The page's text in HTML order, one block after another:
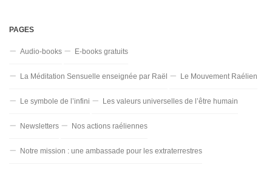
PAGES
Audio-books E-books gratuits
La Méditation Sensuelle enseignée par Raël Le Mouvement Raélien
Le symbole de l’infini Les valeurs universelles de l’être humain
Newsletters Nos actions raéliennes
Notre mission : une ambassade pour les extraterrestres